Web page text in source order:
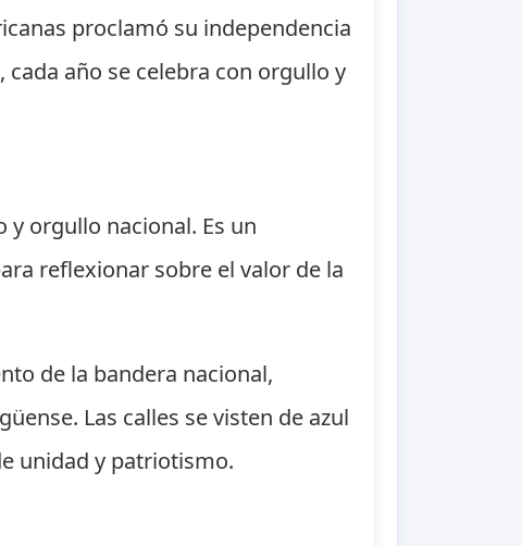
proclamó su independencia
cada año se celebra con orgullo y
y orgullo nacional. Es un
reflexionar sobre el valor de la
de la bandera nacional,
Las calles se visten de azul
unidad y patriotismo.